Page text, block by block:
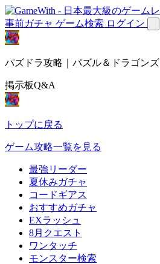
事前ガチャ ゲーム検索 ログイン
パズドラ攻略｜パズル＆ドラゴンズ
掲示板Q&A
トップに戻る
ゲーム攻略一覧を見る
最強リーダー
夏休みガチャ
コードギアス
おすすめガチャ
EXラッシュ
8月クエスト
ワンタッチ
モンスター検索